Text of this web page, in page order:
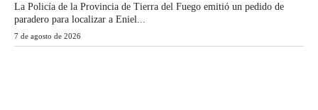
La Policía de la Provincia de Tierra del Fuego emitió un pedido de
paradero para localizar a Eniel...
7 de agosto de 2026